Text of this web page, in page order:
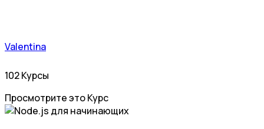
Valentina
102 Курсы
Просмотрите это Курс